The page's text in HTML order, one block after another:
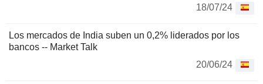
18/07/24
Los mercados de India suben un 0,2% liderados por los
bancos -- Market Talk
20/06/24